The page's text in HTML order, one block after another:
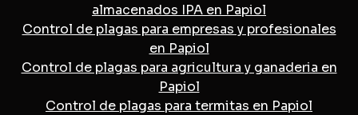
almacenados IPA en Papiol
Control de plagas para empresas y profesionales
en Papiol
Control de plagas para agricultura y ganaderia en
Papiol
Control de plagas para termitas en Papiol